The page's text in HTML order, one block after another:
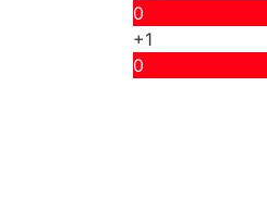
0
+1
0